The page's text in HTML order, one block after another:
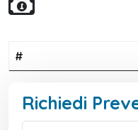
#
Richiedi